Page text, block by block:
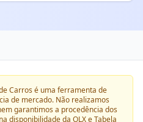
Carros é uma ferramenta de
de mercado. Não realizamos
garantimos a procedência dos
disponibilidade da OLX e Tabela